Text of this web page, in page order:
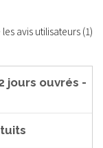
les avis utilisateurs (1)
jours ouvrés -